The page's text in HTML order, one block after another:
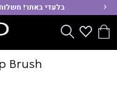
בלעדי באתר! משלוח
הסל
Wishlistחפש
Brush